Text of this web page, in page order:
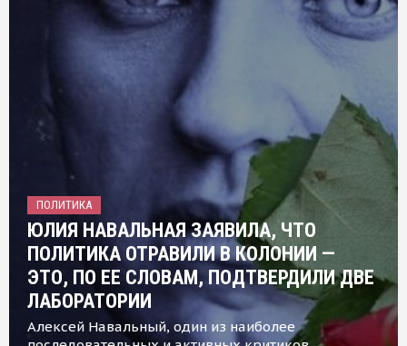
ПОЛИТИКА
ЮЛИЯ НАВАЛЬНАЯ ЗАЯВИЛА, ЧТО
ПОЛИТИКА ОТРАВИЛИ В КОЛОНИИ —
ЭТО, ПО ЕЕ СЛОВАМ, ПОДТВЕРДИЛИ ДВЕ
ЛАБОРАТОРИИ
Алексей Навальный, один из наиболее